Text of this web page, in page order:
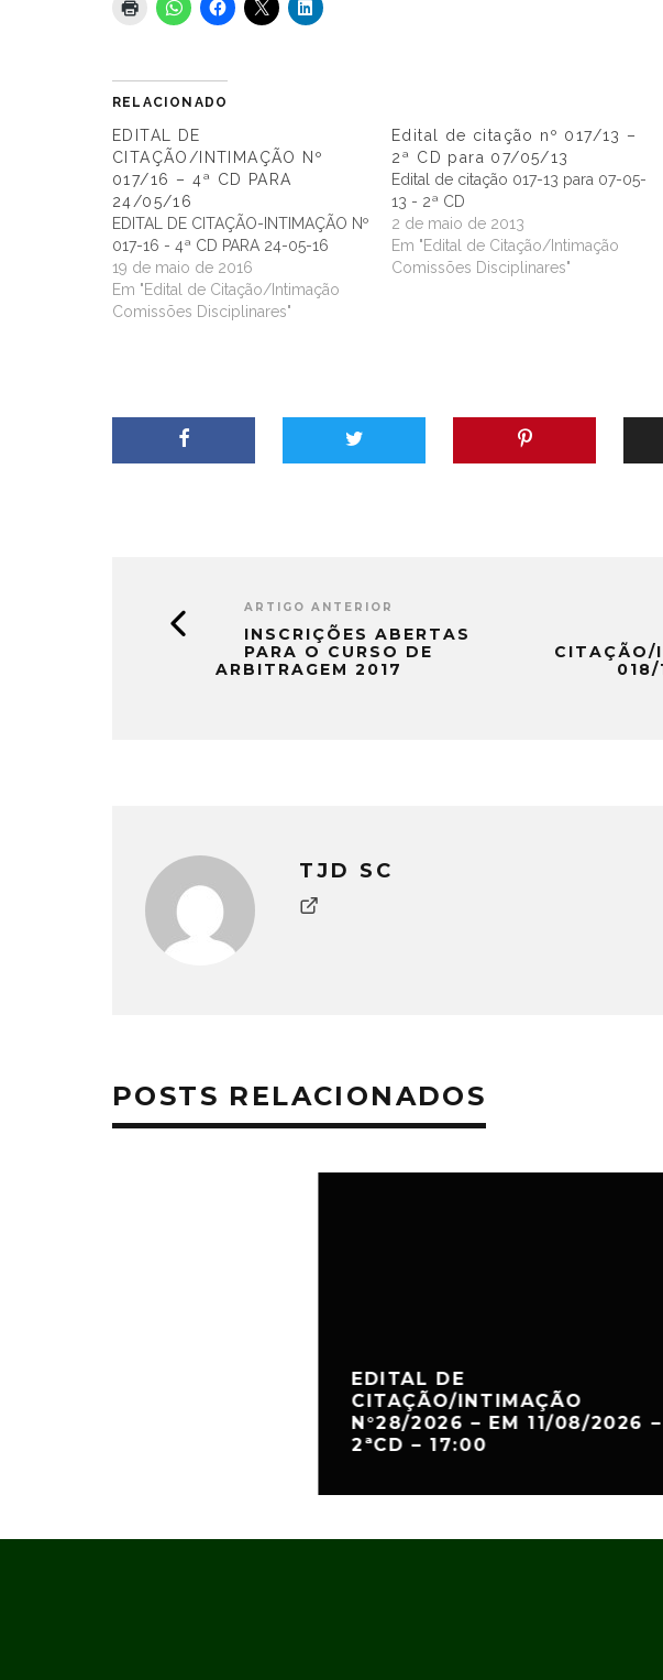
RELACIONADO
EDITAL DE
CITAÇÃO/INTIMAÇÃO Nº
017/16 – 4ª CD PARA
24/05/16
EDITAL DE CITAÇÃO-INTIMAÇÃO Nº
017-16 - 4ª CD PARA 24-05-16
19 de maio de 2016
Em "Edital de Citação/Intimação
Comissões Disciplinares"
Edital de citação nº 017/13 –
2ª CD para 07/05/13
Edital de citação 017-13 para 07-05-
13 - 2ª CD
2 de maio de 2013
Em "Edital de Citação/Intimação
Comissões Disciplinares"
ARTIGO ANTERIOR
INSCRIÇÕES ABERTAS
PARA O CURSO DE
ARBITRAGEM 2017
CITAÇÃO/
018/
TJD SC
POSTS RELACIONADOS
EDITAL DE
CITAÇÃO/INTIMAÇÃO
N°28/2026 – EM 11/08/2026 –
2ªCD – 17:00